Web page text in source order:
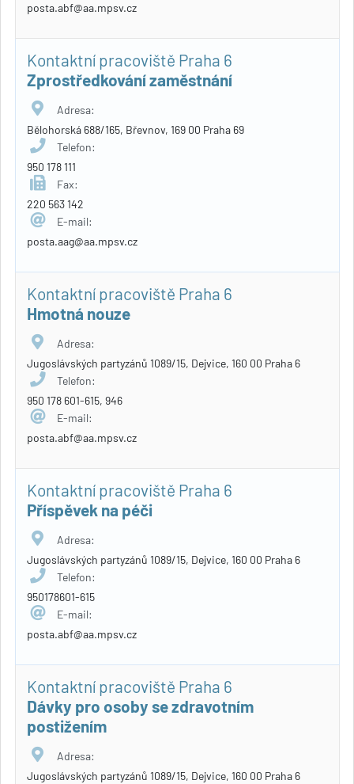
posta.abf@aa.mpsv.cz
Kontaktní pracoviště Praha 6
Zprostředkování zaměstnání
Adresa:
Bělohorská 688/165, Břevnov, 169 00 Praha 69
Telefon:
950 178 111
Fax:
220 563 142
E-mail:
posta.aag@aa.mpsv.cz
Kontaktní pracoviště Praha 6
Hmotná nouze
Adresa:
Jugoslávských partyzánů 1089/15, Dejvice, 160 00 Praha 6
Telefon:
950 178 601-615, 946
E-mail:
posta.abf@aa.mpsv.cz
Kontaktní pracoviště Praha 6
Příspěvek na péči
Adresa:
Jugoslávských partyzánů 1089/15, Dejvice, 160 00 Praha 6
Telefon:
950178601-615
E-mail:
posta.abf@aa.mpsv.cz
Kontaktní pracoviště Praha 6
Dávky pro osoby se zdravotním
postižením
Adresa:
Jugoslávských partyzánů 1089/15, Dejvice, 160 00 Praha 6